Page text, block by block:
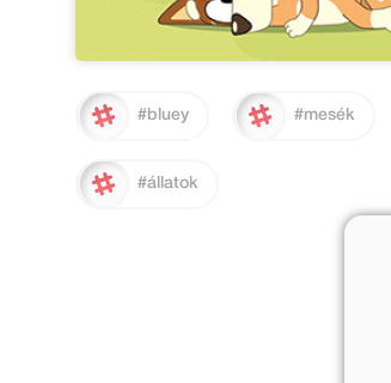
#bluey #mesék
#állatok